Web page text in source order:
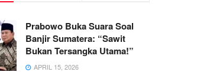
Prabowo Buka Suara Soal
Banjir Sumatera: “Sawit
Bukan Tersangka Utama!”
APRIL 15, 2026